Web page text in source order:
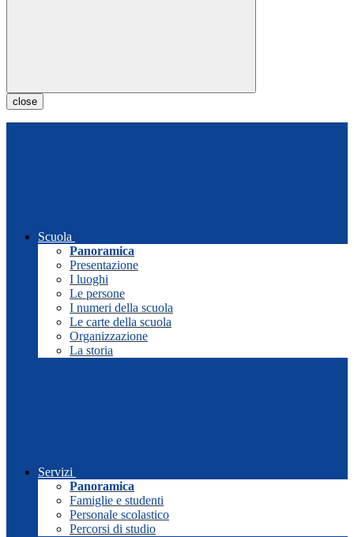
close
Scuola
Panoramica
Presentazione
I luoghi
Le persone
I numeri della scuola
Le carte della scuola
Organizzazione
La storia
Servizi
Panoramica
Famiglie e studenti
Personale scolastico
Percorsi di studio